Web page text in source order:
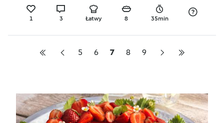
1 3 Łatwy 8 35min
5 6 7 8 9